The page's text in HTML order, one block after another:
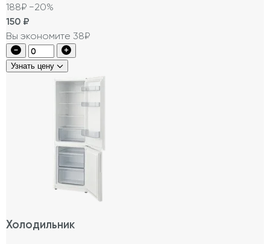
188₽ −20%
150 ₽
Вы экономите 38₽
Узнать цену
Холодильник